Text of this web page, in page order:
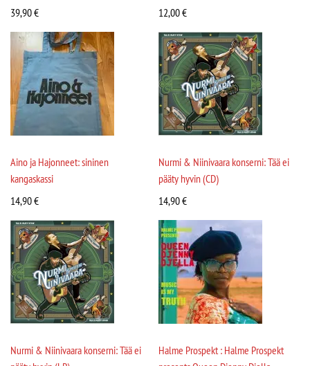
39,90€
12,00€
Aino ja Hajonneet: sininen
kangaskassi
14,90€
Nurmi & Niinivaara konserni: Tää ei
pääty hyvin (CD)
14,90€
Nurmi & Niinivaara konserni: Tää ei
Halme Prospekt : Halme Prospekt